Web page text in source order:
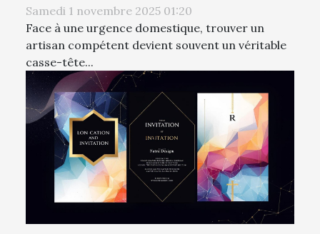
Samedi 1 novembre 2025 01:20
Face à une urgence domestique, trouver un
artisan compétent devient souvent un véritable
casse-tête...